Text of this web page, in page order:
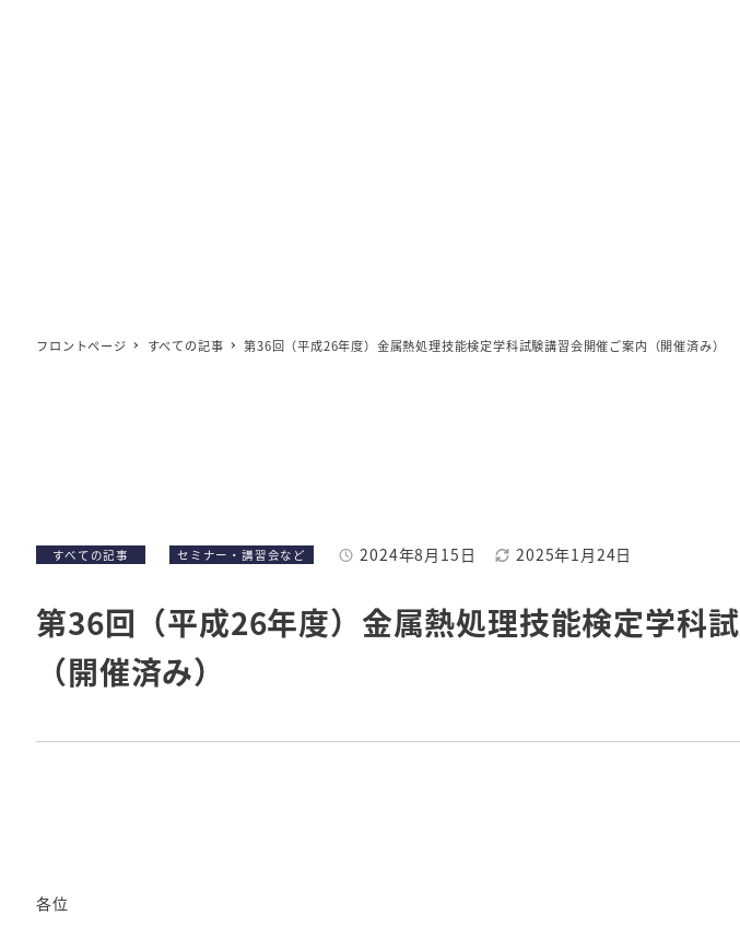
フロントページ すべての記事 第36回（平成26年度）金属熱処理技能検定学科試験講習会開催ご案内（開催済み）
第36回（平成26年度）金属熱処理技能検定学科
（開催済み）
投稿日2024年8月15日 更新日2025年1月24日
カテゴリー
すべての記事 カテゴリー
セミナー・講習会など
各位